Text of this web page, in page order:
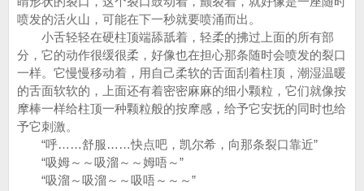
喷发的活火山，可能在下一秒就要喷涌而出。
小舌轻轻在硬柱顶端舔舐着，轻柔的拂过上面的所有部
分，它的动作很缓很柔，好像也在担心那条随时会喷发的裂口
一样。它慢慢移动着，用自己柔软的舌面刮着柱顶，潮湿温暖
的舌面软软的，上面还有着密密麻麻的细小颗粒，它们就像按
摩棒一样给柱顶一种颗粒般的按摩感，给予它安抚的同时也给
予它刺激。
“呼……舒服……快点吧，凯尔希，向那条裂口靠近”
“吸姆～～吸溜～～姆唔～”
“吸溜～吸溜～～吸唔～～～”